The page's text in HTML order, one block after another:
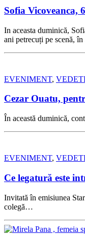
Sofia Vicoveanca,
In aceasta duminică,
ani petrecuți pe scenă,
EVENIMENT,
Cezar Ouatu,
În această duminică,
EVENIMENT,
Ce legatură este
Invitată în emisiunea
colegă…